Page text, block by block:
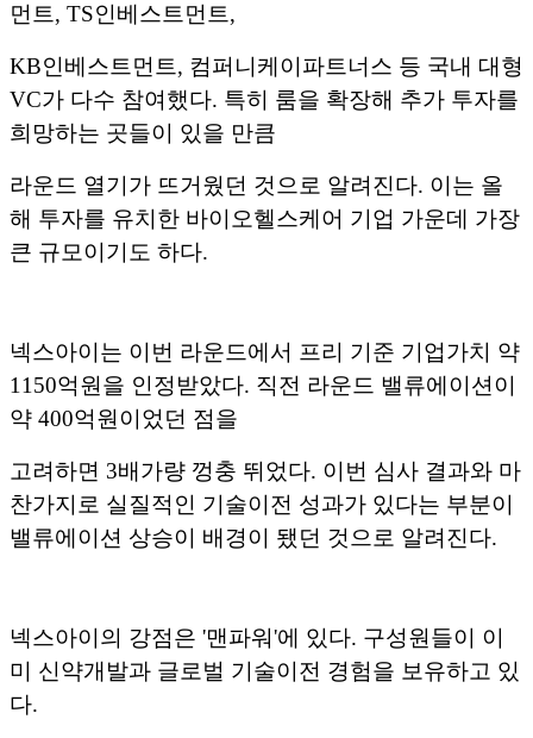
먼트, TS인베스트먼트,
KB인베스트먼트, 컴퍼니케이파트너스 등 국내 대형
VC가 다수 참여했다. 특히 룸을 확장해 추가 투자를
희망하는 곳들이 있을 만큼
라운드 열기가 뜨거웠던 것으로 알려진다. 이는 올
해 투자를 유치한 바이오헬스케어 기업 가운데 가장
큰 규모이기도 하다.
넥스아이는 이번 라운드에서 프리 기준 기업가치 약
1150억원을 인정받았다. 직전 라운드 밸류에이션이
약 400억원이었던 점을
고려하면 3배가량 껑충 뛰었다. 이번 심사 결과와 마
찬가지로 실질적인 기술이전 성과가 있다는 부분이
밸류에이션 상승이 배경이 됐던 것으로 알려진다.
넥스아이의 강점은 '맨파워'에 있다. 구성원들이 이
미 신약개발과 글로벌 기술이전 경험을 보유하고 있
다.